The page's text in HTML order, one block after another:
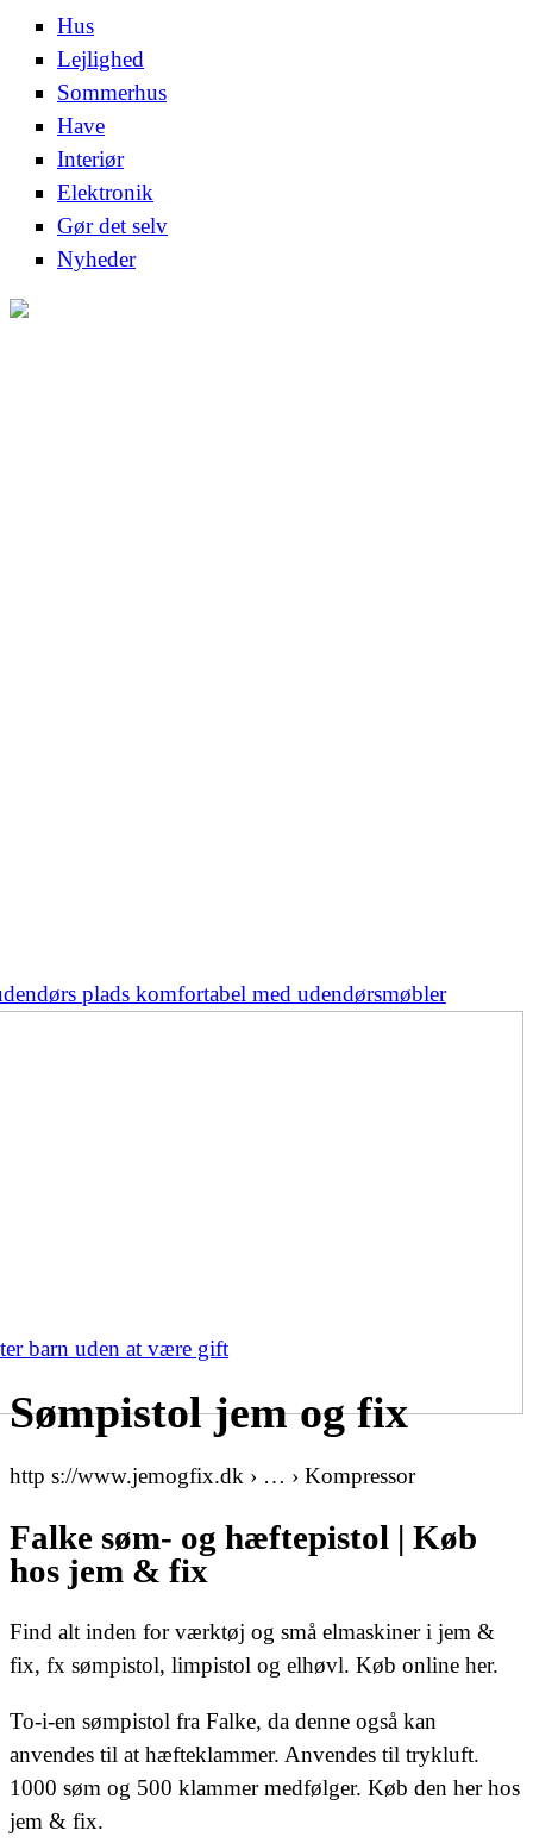
Hus
Lejlighed
Sommerhus
Have
Interiør
Elektronik
Gør det selv
Nyheder
plads komfortabel med udendørsmøbler
barn uden at være gift
Sømpistol jem og fix
http s://www.jemogfix.dk › … › Kompressor
Falke søm- og hæftepistol | Køb
hos jem & fix
Find alt inden for værktøj og små elmaskiner i jem &
fix, fx sømpistol, limpistol og elhøvl. Køb online her.
To-i-en sømpistol fra Falke, da denne også kan
anvendes til at hæfteklammer. Anvendes til trykluft.
1000 søm og 500 klammer medfølger. Køb den her hos
jem & fix.